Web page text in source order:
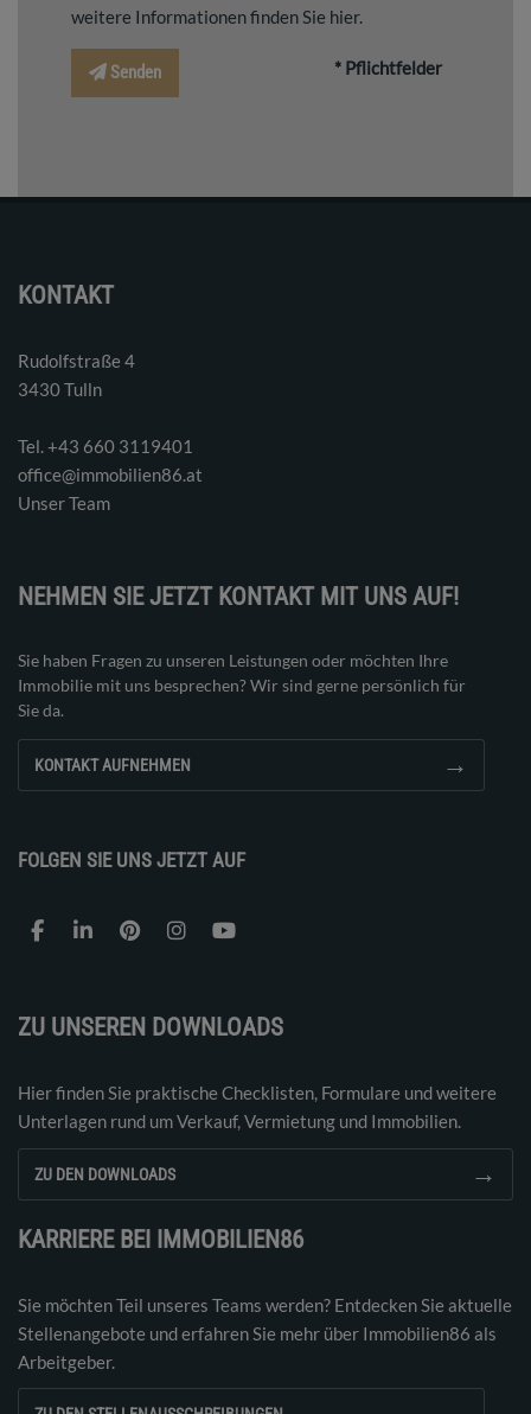
weitere Informationen finden Sie hier.
Senden * Pflichtfelder
KONTAKT
Rudolfstraße 4
3430 Tulln
Tel. ‭+43 660 3119401‬
office@immobilien86.at
Unser Team
NEHMEN SIE JETZT KONTAKT MIT UNS AUF!
Sie haben Fragen zu unseren Leistungen oder möchten Ihre
Immobilie mit uns besprechen? Wir sind gerne persönlich für
Sie da.
KONTAKT AUFNEHMEN →
FOLGEN SIE UNS JETZT AUF
ZU UNSEREN DOWNLOADS
Hier finden Sie praktische Checklisten, Formulare und weitere
Unterlagen rund um Verkauf, Vermietung und Immobilien.
ZU DEN DOWNLOADS →
KARRIERE BEI IMMOBILIEN86
Sie möchten Teil unseres Teams werden? Entdecken Sie aktuelle
Stellenangebote und erfahren Sie mehr über Immobilien86 als
Arbeitgeber.